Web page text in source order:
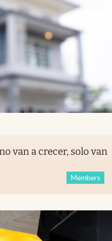
van a crecer, solo van
Members